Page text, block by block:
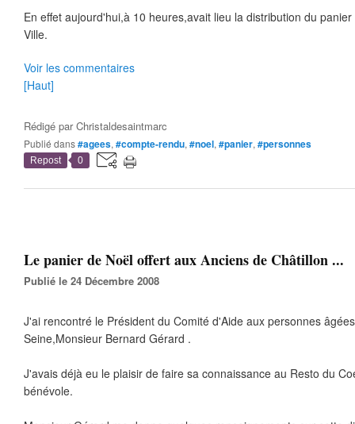
En effet aujourd'hui,à 10 heures,avait lieu la distribution du
Ville.
Voir les commentaires
[Haut]
Rédigé parChristaldesaintmarc
Publié dans#agees, #compte-rendu, #noel, #panier, #personnes
Repost 0
Le panier de Noël offert aux Anciens de Châtillon ...
Publié le 24 Décembre 2008
J'ai rencontré le Président du Comité d'Aide aux personnes
Seine,Monsieur Bernard Gérard .
J'avais déjà eu le plaisir de faire sa connaissance au Resto du
bénévole.